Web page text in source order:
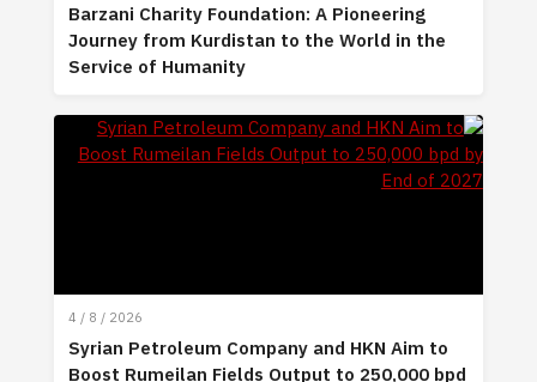
Barzani Charity Foundation: A Pioneering
Journey from Kurdistan to the World in the
Service of Humanity
4 / 8 / 2026
Syrian Petroleum Company and HKN Aim to
Boost Rumeilan Fields Output to 250,000 bpd